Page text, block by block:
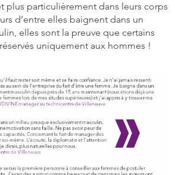
plus particulièrement dans leurs corps
d’entre elles baignent dans un
elles sont la preuve que certains
uniquement aux hommes !